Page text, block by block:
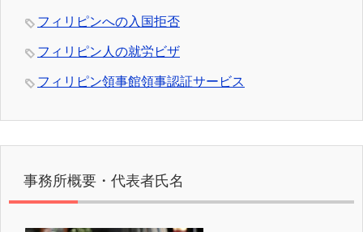
フィリピンへの入国拒否
フィリピン人の就労ビザ
フィリピン領事館領事認証サービス
事務所概要・代表者氏名